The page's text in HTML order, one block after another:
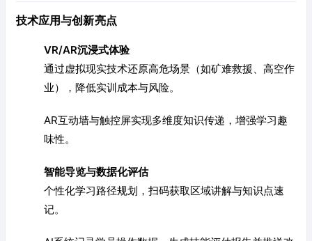
技术应用与创新亮点
VR/AR沉浸式体验
通过虚拟现实技术还原高危场景（如矿难救援、高空作
业），降低实训成本与风险。
AR互动墙与触控屏实现多维度知识传递，增强学习趣
味性。
智能导览与数据化评估
个性化学习路径规划，扫码获取区域讲解与知识点速
记。